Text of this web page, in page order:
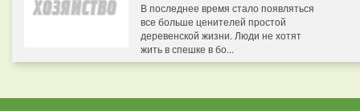
В последнее время стало появляться
все больше ценителей простой
деревенской жизни. Люди не хотят
жить в спешке в бо...